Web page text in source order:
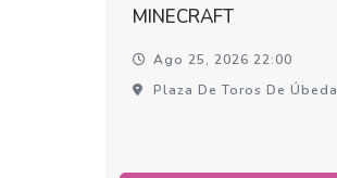
MINECRAFT
Ago 25, 2026 22:00
Plaza De Toros De Úbeda